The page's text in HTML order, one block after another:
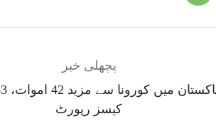
پچھلی خبر
کیسز رپورٹ